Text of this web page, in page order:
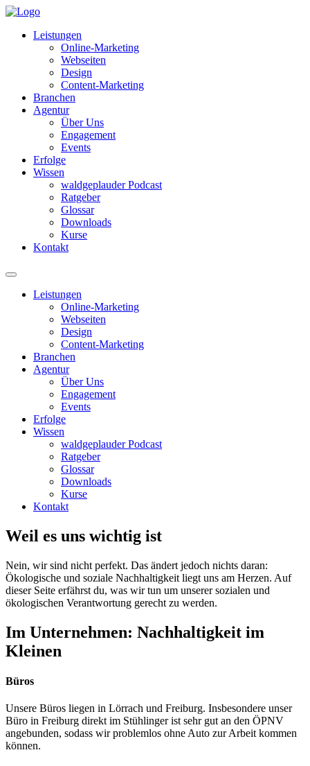
Leistungen
Online-Marketing
Webseiten
Design
Content-Marketing
Branchen
Agentur
Über Uns
Engagement
Events
Erfolge
Wissen
waldgeplauder Podcast
Ratgeber
Glossar
Downloads
Kurse
Kontakt
Leistungen
Online-Marketing
Webseiten
Design
Content-Marketing
Branchen
Agentur
Über Uns
Engagement
Events
Erfolge
Wissen
waldgeplauder Podcast
Ratgeber
Glossar
Downloads
Kurse
Kontakt
Weil es uns wichtig ist
Nein, wir sind nicht perfekt. Das ändert jedoch nichts daran:
Ökologische und soziale Nachhaltigkeit liegt uns am Herzen. Auf
dieser Seite erfährst du, was wir tun um unserer sozialen und
ökologischen Verantwortung gerecht zu werden.
Im Unternehmen: Nachhaltigkeit im
Kleinen
Büros
Unsere Büros liegen in Lörrach und Freiburg. Insbesondere unser
Büro in Freiburg direkt im Stühlinger ist sehr gut an den ÖPNV
angebunden, sodass wir problemlos ohne Auto zur Arbeit kommen
können.